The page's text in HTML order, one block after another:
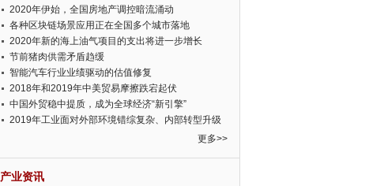
2020年伊始，全国房地产调控暗流涌动
各种区块链场景应用正在全国多个城市落地
2020年新的海上油气项目的支出将进一步增长
节前猪肉供需矛盾趋缓
智能汽车行业业绩驱动的估值修复
2018年和2019年中美贸易摩擦跌宕起伏
中国外贸稳中提质，成为全球经济“新引擎”
2019年工业面对外部环境错综复杂、内部转型升级
更多>>
产业资讯